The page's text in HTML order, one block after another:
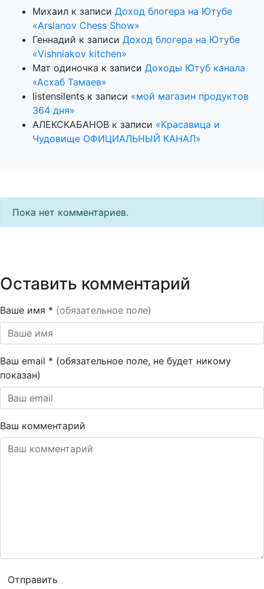
Михаил к записи Доход блогера на Ютубе
«Arslanov Chess Show»
Геннадий к записи Доход блогера на Ютубе
«Vishniakov kitchen»
Мат одиночка к записи Доходы Ютуб канала
«Асхаб Тамаев»
listensilents к записи «мой магазин продуктов
364 дня»
АЛЕКСКАБАНОВ к записи «Красавица и
Чудовище ОФИЦИАЛЬНЫЙ КАНАЛ»
Пока нет комментариев.
Оставить комментарий
Ваше имя * (обязательное поле)
Ваш email * (обязательное поле, не будет никому
показан)
Ваш комментарий